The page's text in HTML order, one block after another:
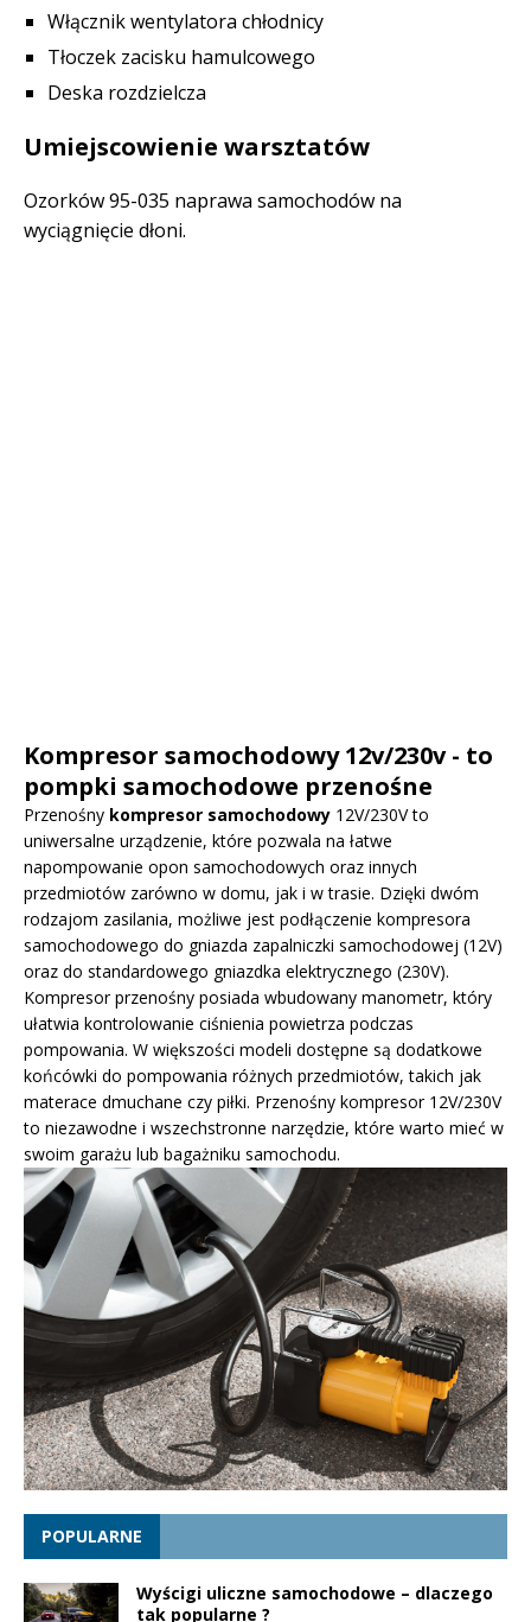
Włącznik wentylatora chłodnicy
Tłoczek zacisku hamulcowego
Deska rozdzielcza
Umiejscowienie warsztatów
Ozorków 95-035 naprawa samochodów na
wyciągnięcie dłoni.
Kompresor samochodowy 12v/230v - to
pompki samochodowe przenośne
Przenośny kompresor samochodowy 12V/230V to
uniwersalne urządzenie, które pozwala na łatwe
napompowanie opon samochodowych oraz innych
przedmiotów zarówno w domu, jak i w trasie. Dzięki dwóm
rodzajom zasilania, możliwe jest podłączenie kompresora
samochodowego do gniazda zapalniczki samochodowej (12V)
oraz do standardowego gniazdka elektrycznego (230V).
Kompresor przenośny posiada wbudowany manometr, który
ułatwia kontrolowanie ciśnienia powietrza podczas
pompowania. W większości modeli dostępne są dodatkowe
końcówki do pompowania różnych przedmiotów, takich jak
materace dmuchane czy piłki. Przenośny kompresor 12V/230V
to niezawodne i wszechstronne narzędzie, które warto mieć w
swoim garażu lub bagażniku samochodu.
POPULARNE
Wyścigi uliczne samochodowe – dlaczego
tak popularne ?